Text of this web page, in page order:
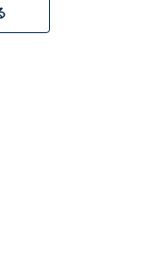
の情報番組に出演
プリやオークショ